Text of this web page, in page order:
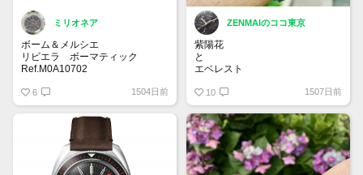
ミリオネア
ボーム＆メルシエ
リビエラ ボーマティック
Ref.M0A10702
時計。自社ムーブメントを搭載し
たモデルは、スモークサファイア
文字盤を採用し、メカニズムを楽
しむことができます。
6 1504日前
ZENMAIのココ東京
紫陽花
と
エベレスト
スミスウォッチ
#timefactors #prs25
#prs25thanniversary #smiths
#smithswatches #everest .
10 1507日前